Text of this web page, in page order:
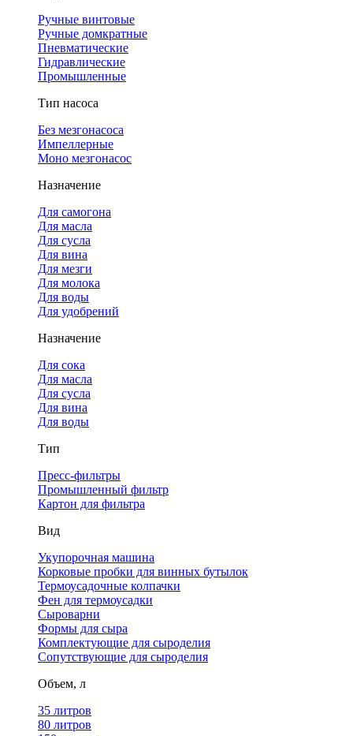
Ручные винтовые
Ручные домкратные
Пневматические
Гидравлические
Промышленные
Тип насоса
Без мезгонасоса
Импеллерные
Моно мезгонасос
Назначение
Для самогона
Для масла
Для сусла
Для вина
Для мезги
Для молока
Для воды
Для удобрений
Назначение
Для сока
Для масла
Для сусла
Для вина
Для воды
Тип
Пресс-фильтры
Промышленный фильтр
Картон для фильтра
Вид
Укупорочная машина
Корковые пробки для винных бутылок
Термоусадочные колпачки
Фен для термоусадки
Сыроварни
Формы для сыра
Комплектующие для сыроделия
Сопутствующие для сыроделия
Объем, л
35 литров
80 литров